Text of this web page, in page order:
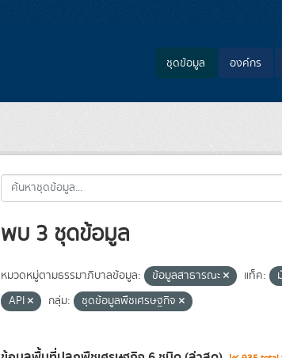
ชุดข้อมูล องค์กร
พบ 3 ชุดข้อมูล
หมวดหมู่ตามธรรมาภิบาลข้อมูล: ข้อมูลสาธารณะ แท็ค:
API
กลุ่ม: ชุดข้อมูลพืชเศรษฐกิจ